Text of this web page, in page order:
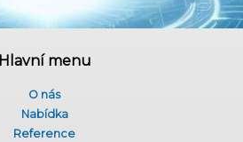
Hlavní menu
O nás
Nabídka
Reference